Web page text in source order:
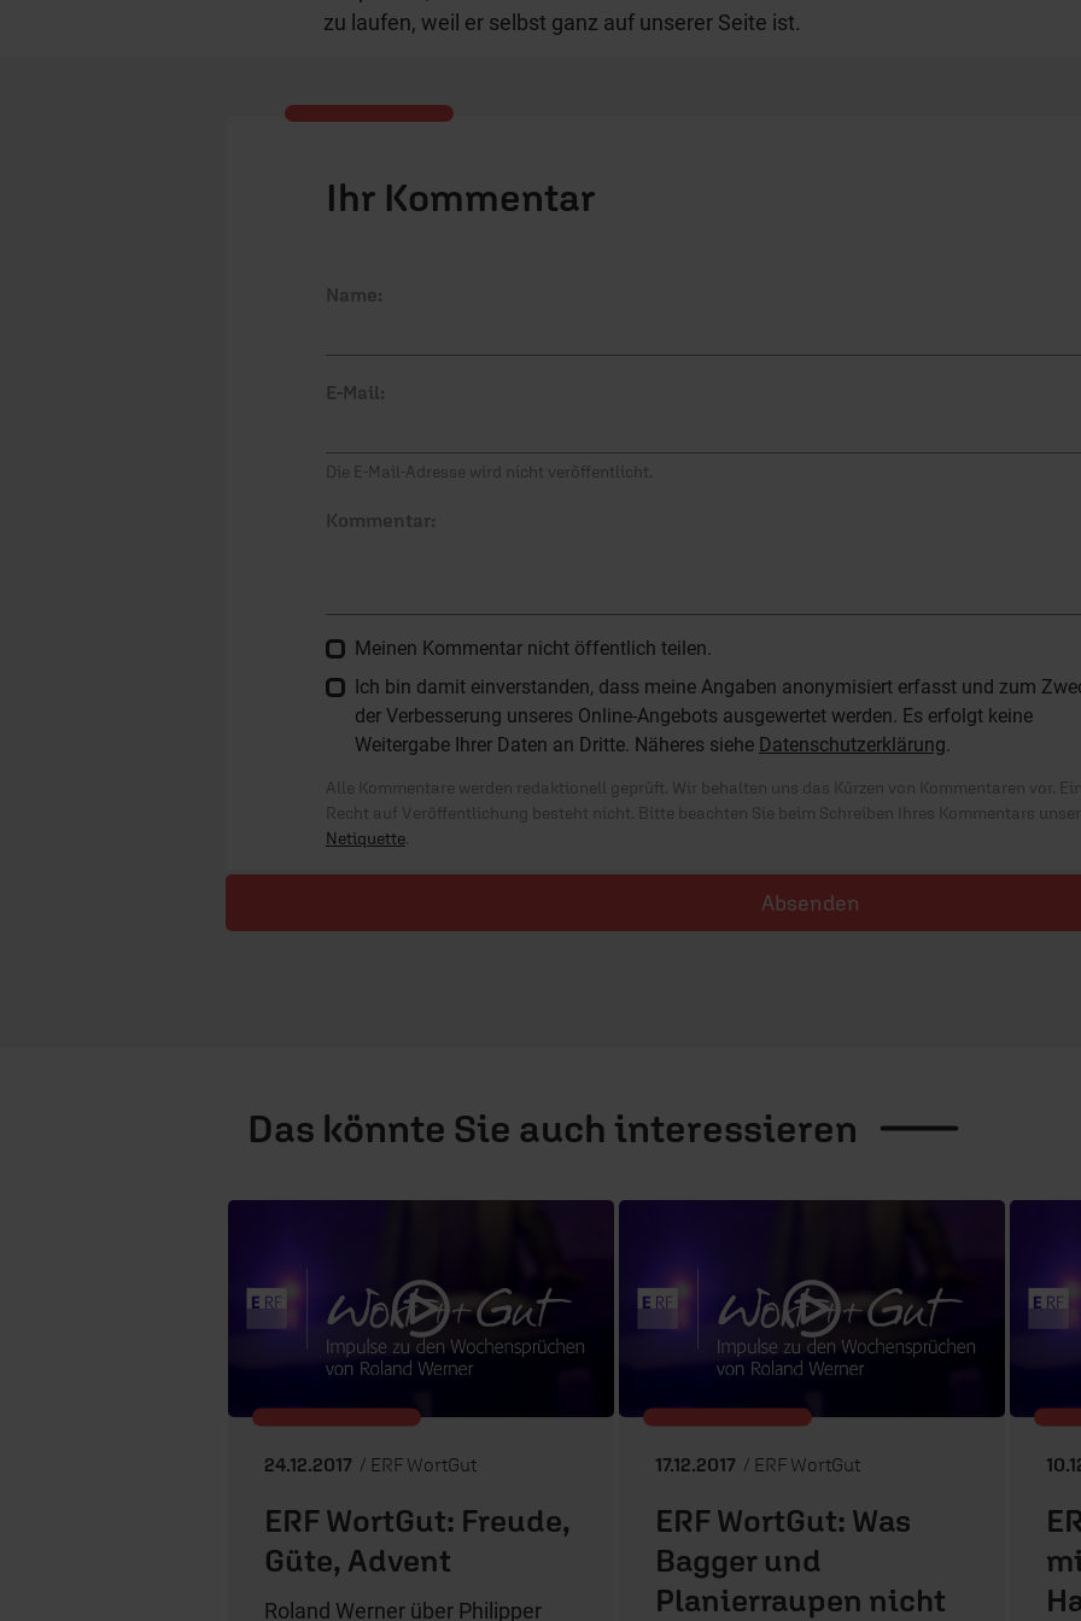
zu laufen, weil er selbst ganz auf unserer Seite ist.
Ihr Kommentar
Name:
E-Mail:
Die E-Mail-Adresse wird nicht veröffentlicht.
Kommentar:
Meinen Kommentar nicht öffentlich teilen.
Ich bin damit einverstanden, dass meine Angaben anonymisiert erfasst und zum
der Verbesserung unseres Online-Angebots ausgewertet werden. Es erfolgt keine
Weitergabe Ihrer Daten an Dritte. Näheres siehe Datenschutzerklärung.
Alle Kommentare werden redaktionell geprüft. Wir behalten uns das Kürzen von Kommentaren vor. Ein
Recht auf Veröffentlichung besteht nicht. Bitte beachten Sie beim Schreiben Ihres Kommentars
Netiquette.
Absenden
Das könnte Sie auch interessieren
24.12.2017 / ERF WortGut
ERF WortGut: Freude,
Güte, Advent
Roland Werner über Philipper
17.12.2017 / ERF WortGut
ERF WortGut: Was
Bagger und
Planierraupen nicht